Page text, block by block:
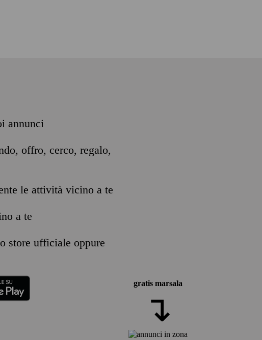
annunci
offro, cerco, regalo,
le attività vicino a te
a te
store ufficiale oppure
gratis marsala
↴